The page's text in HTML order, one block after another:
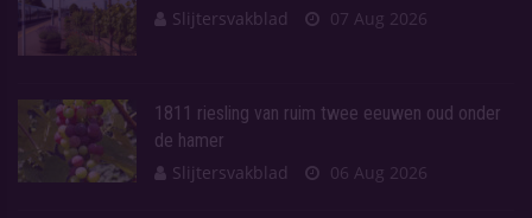
Slijtersvakblad
07 Aug 2026
1811 riesling van ruim twee eeuwen oud onder
de hamer
Slijtersvakblad
06 Aug 2026